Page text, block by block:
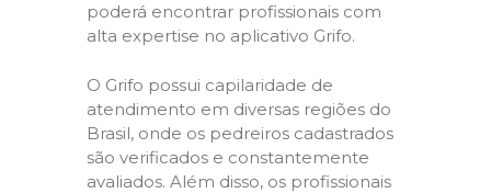
poderá encontrar profissionais com
alta expertise no aplicativo Grifo.
O Grifo possui capilaridade de
atendimento em diversas regiões do
Brasil, onde os pedreiros cadastrados
são verificados e constantemente
avaliados. Além disso, os profissionais